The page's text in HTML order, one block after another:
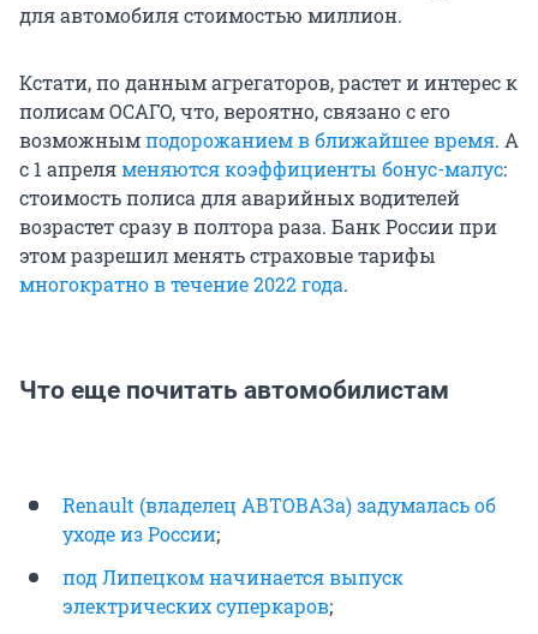
для автомобиля стоимостью миллион.
Кстати, по данным агрегаторов, растет и интерес к
полисам ОСАГО, что, вероятно, связано с его
возможнымподорожанием в ближайшее время. А
с 1 апреляменяются коэффициенты бонус-малус:
стоимость полиса для аварийных водителей
возрастет сразу в полтора раза. Банк России при
этом разрешил менять страховые тарифы
многократно в течение 2022 года.
Что еще почитать автомобилистам
Renault (владелец АВТОВАЗа) задумалась об
уходе из России;
под Липецком начинается выпуск
электрических суперкаров;